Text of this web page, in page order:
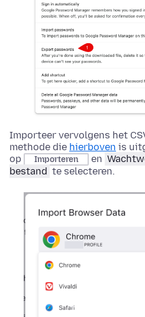
Importeer vervolgens het
methode die hierboven is
op
Importeren en
bestand te selecteren.